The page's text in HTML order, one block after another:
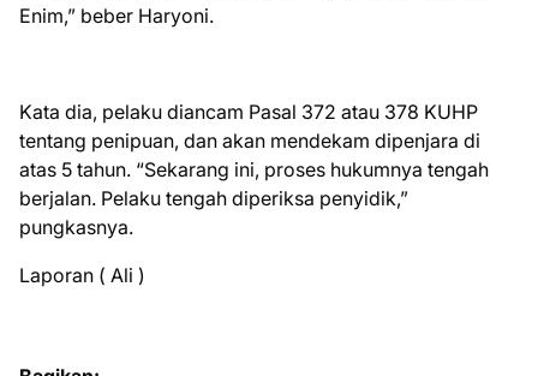
Enim,” beber Haryoni.
Kata dia, pelaku diancam Pasal 372 atau 378 KUHP
tentang penipuan, dan akan mendekam dipenjara di
atas 5 tahun. “Sekarang ini, proses hukumnya tengah
berjalan. Pelaku tengah diperiksa penyidik,”
pungkasnya.
Laporan ( Ali )